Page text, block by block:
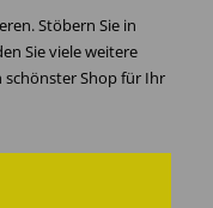
Stöbern Sie in
Sie viele weitere
schönster Shop für Ihr